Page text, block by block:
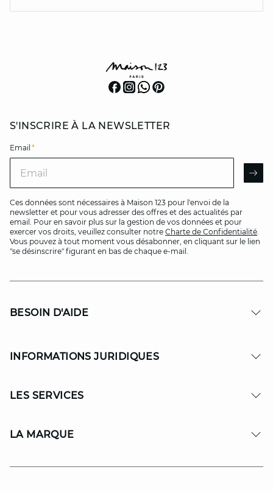
S'INSCRIRE À LA NEWSLETTER
Email *
Ces données sont nécessaires à Maison 123 pour l'envoi de la
newsletter et pour vous adresser des offres et des actualités par
email. Pour en savoir plus sur la gestion de vos données et pour
exercer vos droits, veuillez consulter notre Charte de Confidentialité.
Vous pouvez à tout moment vous désabonner, en cliquant sur le lien
"se désinscrire" figurant en bas de chaque e-mail.
BESOIN D'AIDE
INFORMATIONS JURIDIQUES
LES SERVICES
LA MARQUE